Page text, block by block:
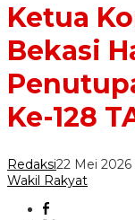
Ketua
Bekasi
Ke-128
Redaksi22 Mei 2026
Wakil Rakyat